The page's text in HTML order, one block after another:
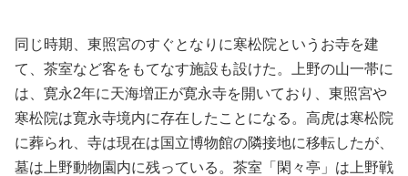
同じ時期、東照宮のすぐとなりに寒松院というお寺を建
て、茶室など客をもてなす施設も設けた。上野の山一帯に
は、寛永2年に天海増正が寛永寺を開いており、東照宮や
寒松院は寛永寺境内に存在したことになる。高虎は寒松院
に葬られ、寺は現在は国立博物館の隣接地に移転したが、
墓は上野動物園内に残っている。茶室「閑々亭」は上野戦